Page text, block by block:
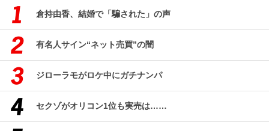
倉持由香、結婚で「騙された」の声
有名人サイン“ネット売買”の闇
ジローラモがロケ中にガチナンパ
セクゾがオリコン1位も実売は……